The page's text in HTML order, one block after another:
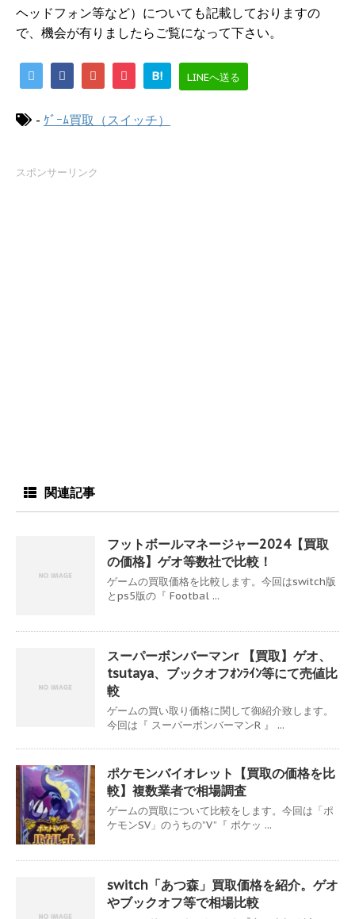
ヘッドフォン等など）についても記載しておりますの
で、機会が有りましたらご覧になって下さい。
B! LINEへ送る
- ｹﾞｰﾑ買取（スイッチ）
スポンサーリンク
関連記事
フットボールマネージャー2024【買取
の価格】ゲオ等数社で比較！
ゲームの買取価格を比較します。今回はswitch版
とps5版の『 Footbal ...
スーパーボンバーマンr 【買取】ゲオ、
tsutaya、ブックオフｵﾝﾗｲﾝ等にて売値比
較
ゲームの買い取り価格に関して御紹介致します。
今回は『 スーパーボンバーマンR 』 ...
ポケモンバイオレット【買取の価格を比
較】複数業者で相場調査
ゲームの買取について比較をします。今回は「ポ
ケモンSV」のうちの”V”『 ポケッ ...
switch「あつ森」買取価格を紹介。ゲオ
やブックオフ等で相場比較